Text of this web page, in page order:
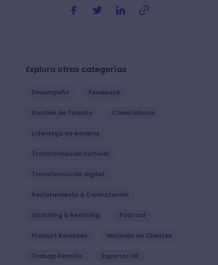
Explora otras categorías
Desempeño Feedback
Gestión de Talento Clima laboral
Liderazgo de equipos
Transformación cultural
Transformación digital
Reclutamiento & Contratación
Upskilling & Reskilling Podcast
Product Releases Historias de Clientes
Trabajo Remoto Expertos HR